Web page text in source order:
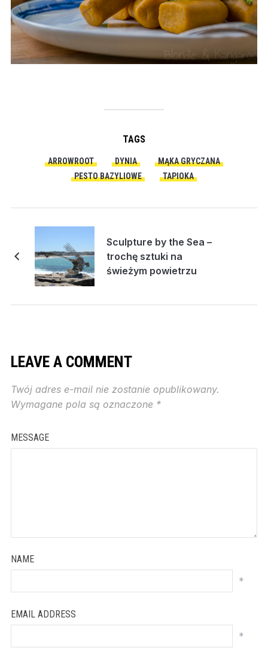
TAGS
ARROWROOT DYNIA
MĄKA GRYCZANA
PESTO BAZYLIOWE
TAPIOKA
Sculpture by the Sea –
trochę sztuki na
świeżym powietrzu
LEAVE A COMMENT
Twój adres e-mail nie zostanie opublikowany.
Wymagane pola są oznaczone *
MESSAGE
NAME
*
EMAIL ADDRESS
*